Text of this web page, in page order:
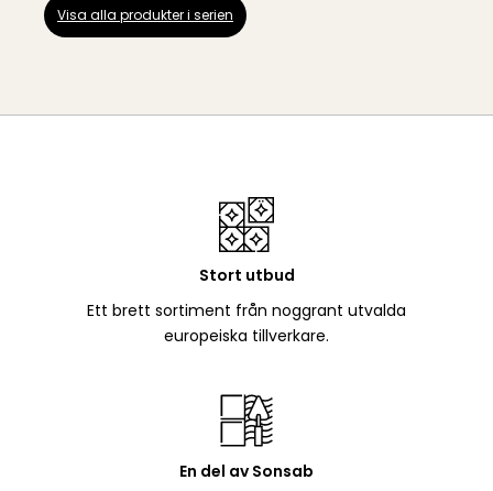
Visa alla produkter i serien
Stort utbud
Ett brett sortiment från noggrant utvalda
europeiska tillverkare.
En del av Sonsab